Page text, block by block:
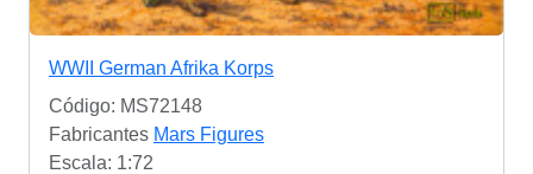
WWII German Afrika Korps
Código: MS72148
Fabricantes Mars Figures
Escala: 1:72